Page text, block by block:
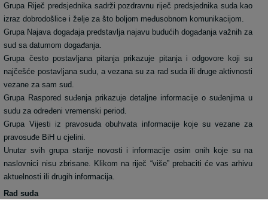
Grupa Riječ predsjednika sadrži pozdravnu riječ predsjednika suda kao
izraz dobrodošlice i želje za što boljom međusobnom komunikacijom.
Grupa Najava događaja predstavlja najavu budućih događanja važnih za
sud sa datumom događanja.
Grupa često postavljana pitanja prikazuje pitanja i odgovore koji su
najčešće postavljana sudu, a vezana su za rad suda ili druge aktivnosti
vezane za sam sud.
Grupa Raspored suđenja prikazuje detaljne informacije o suđenjima u
sudu za određeni vremenski period.
Grupa Vijesti iz pravosuđa obuhvata informacije koje su vezane za
pravosuđe BiH u cjelini.
Unutar svih grupa starije novosti i informacije osim onih koje su na
naslovnici nisu zbrisane. Klikom na riječ “više” prebaciti će vas arhivu
aktuelnosti ili drugih informacija.
Rad suda